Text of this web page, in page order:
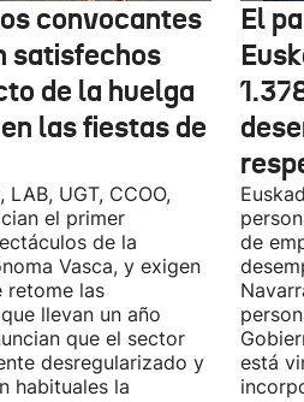
convocantes
satisfechos
de la huelga
las fiestas de
LAB, UGT, CCOO,
el primer
de la
Vasca, y exigen
retome las
llevan un año
que el sector
desregularizado y
habituales la
El
de
está